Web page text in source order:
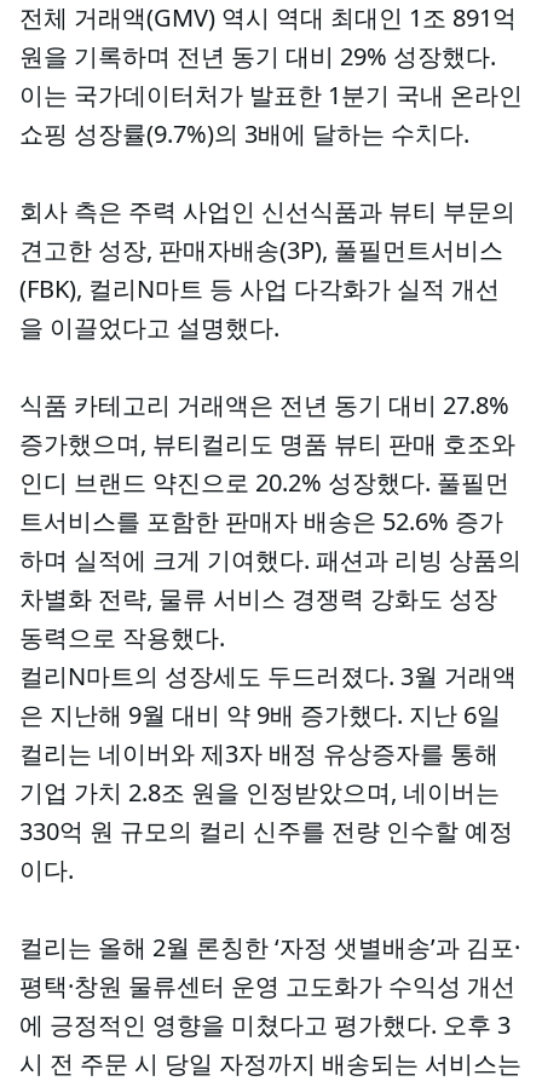
전체 거래액(GMV) 역시 역대 최대인 1조 891억
원을 기록하며 전년 동기 대비 29% 성장했다.
이는 국가데이터처가 발표한 1분기 국내 온라인
쇼핑 성장률(9.7%)의 3배에 달하는 수치다.
회사 측은 주력 사업인 신선식품과 뷰티 부문의
견고한 성장, 판매자배송(3P), 풀필먼트서비스
(FBK), 컬리N마트 등 사업 다각화가 실적 개선
을 이끌었다고 설명했다.
식품 카테고리 거래액은 전년 동기 대비 27.8%
증가했으며, 뷰티컬리도 명품 뷰티 판매 호조와
인디 브랜드 약진으로 20.2% 성장했다. 풀필먼
트서비스를 포함한 판매자 배송은 52.6% 증가
하며 실적에 크게 기여했다. 패션과 리빙 상품의
차별화 전략, 물류 서비스 경쟁력 강화도 성장
동력으로 작용했다.
컬리N마트의 성장세도 두드러졌다. 3월 거래액
은 지난해 9월 대비 약 9배 증가했다. 지난 6일
컬리는 네이버와 제3자 배정 유상증자를 통해
기업 가치 2.8조 원을 인정받았으며, 네이버는
330억 원 규모의 컬리 신주를 전량 인수할 예정
이다.
컬리는 올해 2월 론칭한 ‘자정 샛별배송’과 김포·
평택·창원 물류센터 운영 고도화가 수익성 개선
에 긍정적인 영향을 미쳤다고 평가했다. 오후 3
시 전 주문 시 당일 자정까지 배송되는 서비스는